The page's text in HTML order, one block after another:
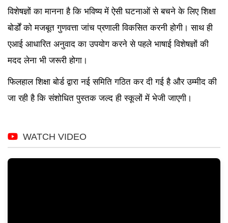
विशेषज्ञों का मानना है कि भविष्य में ऐसी घटनाओं से बचने के लिए शिक्षा
बोर्डों को मजबूत गुणवत्ता जांच प्रणाली विकसित करनी होगी। साथ ही
एआई आधारित अनुवाद का उपयोग करने से पहले भाषाई विशेषज्ञों की
मदद लेना भी जरूरी होगा।
फिलहाल शिक्षा बोर्ड द्वारा नई समिति गठित कर दी गई है और उम्मीद की
जा रही है कि संशोधित पुस्तक जल्द ही स्कूलों में भेजी जाएगी।
WATCH VIDEO